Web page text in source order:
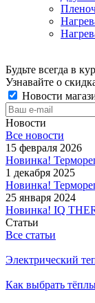
Будьте всегда в
Узнавайте о
Новости
Новости
Все новости
15 февраля 2026
Новинка!
1 декабря 2025
Новинка!
25 января 2024
Новинка! IQ
Статьи
Все статьи
Электрический
Как выбрать